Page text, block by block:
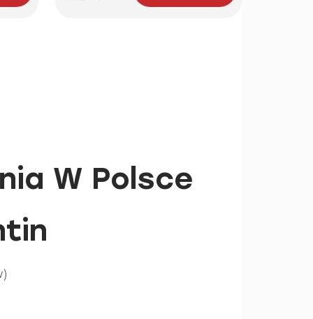
W Polsce